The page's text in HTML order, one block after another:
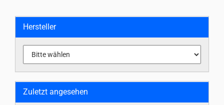
Hersteller
Zuletzt angesehen